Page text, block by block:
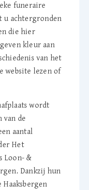
funeraire
u achtergronden
die hier
kleur aan
van het
website lezen of
wordt
van de
aantal
Het
Loon- &
Dankzij hun